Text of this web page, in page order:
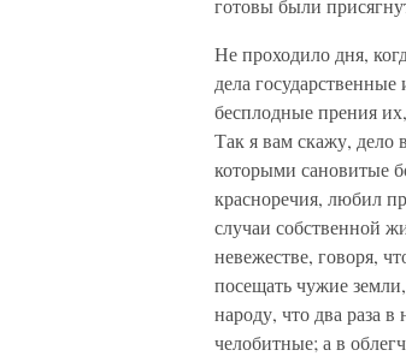
готовы были
Не проходило дня,
дела
бесплодные прения
Так я вам скажу, дело
которыми сановитые
красноречия, любил
случаи собственной
невежестве, говоря,
посещать чужие
народу, что два раза
челобитные; а в